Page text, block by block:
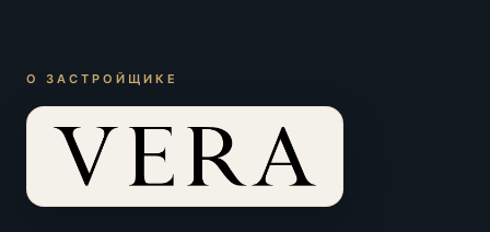
О ЗАСТРОЙЩИКЕ